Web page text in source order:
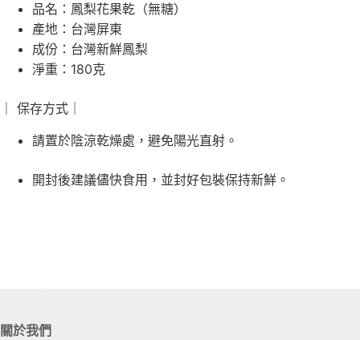
品名：鳳梨花果乾（無糖）
產地：台灣屏東
成份：台灣新鮮鳳梨
淨重：180克
｜ 保存方式｜
請置於陰涼乾燥處，避免陽光直射。
開封後建議儘快食用，並封好包裝保持新鮮。
關於我們